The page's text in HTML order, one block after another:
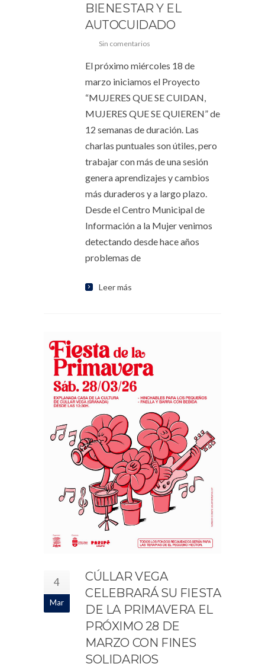
BIENESTAR Y EL
AUTOCUIDADO
Sin comentarios
El próximo miércoles 18 de
marzo iniciamos el Proyecto
“MUJERES QUE SE CUIDAN,
MUJERES QUE SE QUIEREN” de
12 semanas de duración. Las
charlas puntuales son útiles, pero
trabajar con más de una sesión
genera aprendizajes y cambios
más duraderos y a largo plazo.
Desde el Centro Municipal de
Información a la Mujer venimos
detectando desde hace años
problemas de
Leer más
4
Mar
CÚLLAR VEGA
CELEBRARÁ SU FIESTA
DE LA PRIMAVERA EL
PRÓXIMO 28 DE
MARZO CON FINES
SOLIDARIOS